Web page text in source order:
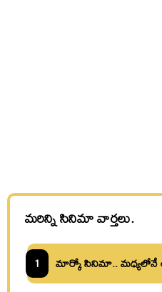
మరిన్ని సినిమా వార్తలు.
1 మార్కో సినిమా.. మధ్యలోనే